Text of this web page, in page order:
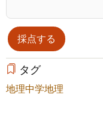
タグ
地理中学地理